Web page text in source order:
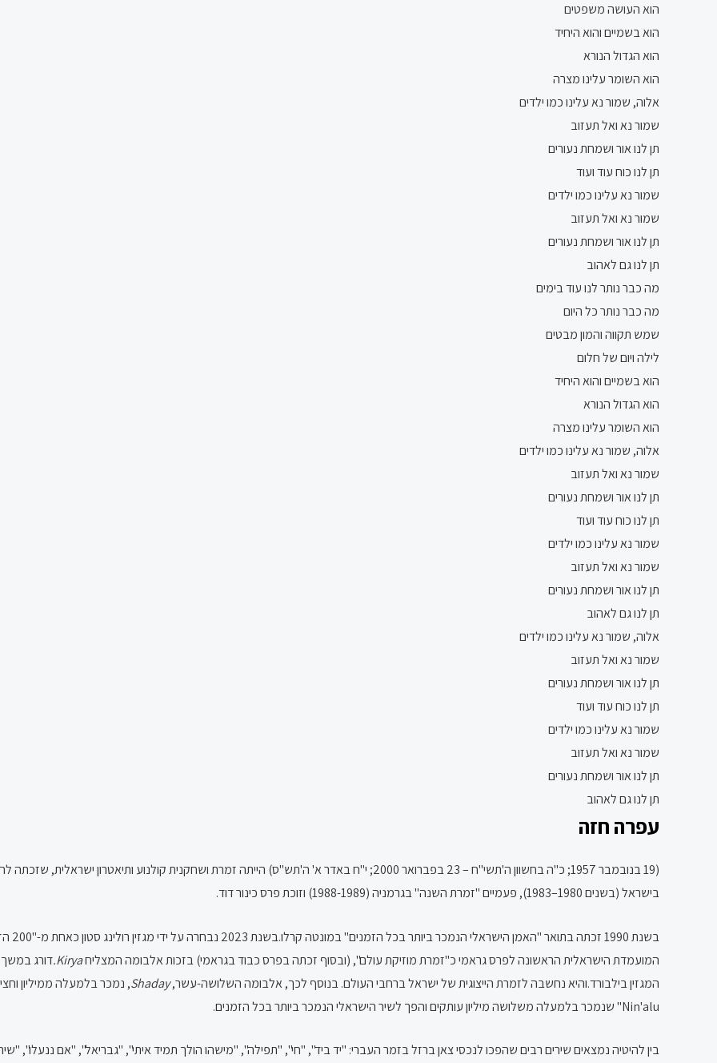
הוא העושה משפטים
הוא בשמיים והוא היחיד
הוא הגדול הנורא
הוא השומר עלינו מצרה
אלוה, שמור נא עלינו כמו ילדים
שמור נא ואל תעזוב
תן לנו אור ושמחת נעורים
תן לנו כוח עוד ועוד
שמור נא עלינו כמו ילדים
שמור נא ואל תעזוב
תן לנו אור ושמחת נעורים
תן לנו גם לאהוב
מה כבר נותר לנו עוד בימים
מה כבר נותר כל היום
שמש תקווה והמון מבטים
לילה ויום של חלום
הוא בשמיים והוא היחיד
הוא הגדול הנורא
הוא השומר עלינו מצרה
אלוה, שמור נא עלינו כמו ילדים
שמור נא ואל תעזוב
תן לנו אור ושמחת נעורים
תן לנו כוח עוד ועוד
שמור נא עלינו כמו ילדים
שמור נא ואל תעזוב
תן לנו אור ושמחת נעורים
תן לנו גם לאהוב
אלוה, שמור נא עלינו כמו ילדים
שמור נא ואל תעזוב
תן לנו אור ושמחת נעורים
תן לנו כוח עוד ועוד
שמור נא עלינו כמו ילדים
שמור נא ואל תעזוב
תן לנו אור ושמחת נעורים
תן לנו גם לאהוב
עפרה חזה
(19 בנובמבר 1957; כ"ה בחשוון ה'תשי"ח – 23 בפברואר 2000; י"ח באדר א' ה'תש"ס) הייתה זמרת ושחקנית קולנוע
בישראל (בשנים 1980–1983), פעמיים "זמרת השנה" בגרמניה (1988-1989) וזוכת פרס כינור דוד.
המועמדת הישראלית הראשונה לפרס גראמי כ"זמרת מוזיקת עולם", (ובסוף זכתה בפרס כבוד בגראמי) בזכות אלבומה המצליחKirya. דורג
המגזין בילבורד.והיא נחשבה לזמרת הייצוגית של ישראל ברחבי העולם. בנוסף לכך, אלבומה השלושה-עשר,Shaday
Nin'alu" שנמכר בלמעלה משלושה מיליון עותקים והפך לשיר הישראלי הנמכר ביותר בכל הזמנים.
בין להיטיה נמצאים שירים רבים שהפכו לנכסי צאן ברזל בזמר העברי: "יד ביד", "חי", "תפילה", "מישהו הולך תמיד איתי", "גבריאל", "אם